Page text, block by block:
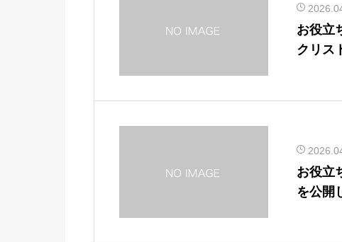
お役立
クリス
お役立
を公開